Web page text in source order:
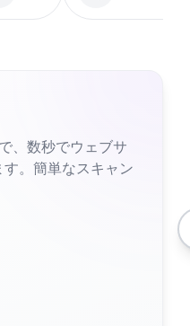
、数秒でウェブサ
。簡単なスキャン